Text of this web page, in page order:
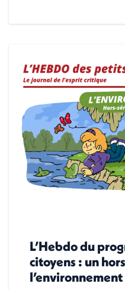
L’Hebdo du
citoyens : un
l’environnement